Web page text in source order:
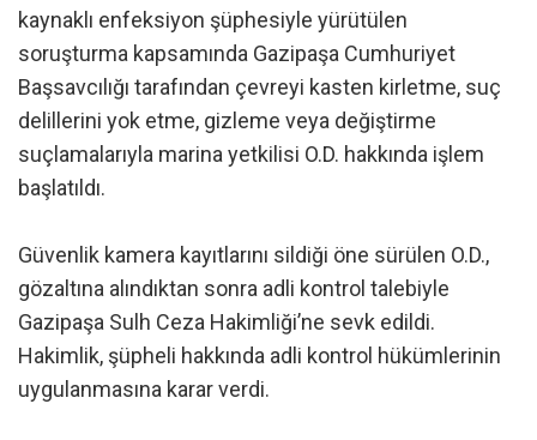
kaynaklı enfeksiyon şüphesiyle yürütülen
soruşturma kapsamında Gazipaşa Cumhuriyet
Başsavcılığı tarafından çevreyi kasten kirletme, suç
delillerini yok etme, gizleme veya değiştirme
suçlamalarıyla marina yetkilisi O.D. hakkında işlem
başlatıldı.
Güvenlik kamera kayıtlarını sildiği öne sürülen O.D.,
gözaltına alındıktan sonra adli kontrol talebiyle
Gazipaşa Sulh Ceza Hakimliği’ne sevk edildi.
Hakimlik, şüpheli hakkında adli kontrol hükümlerinin
uygulanmasına karar verdi.